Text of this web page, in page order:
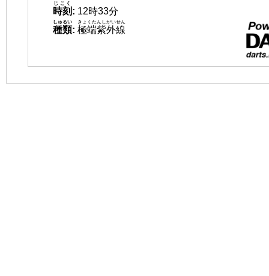
時刻
じこく
: 12時33分
種類
しゅるい
: 極端紫外線
きょくたんしがいせん